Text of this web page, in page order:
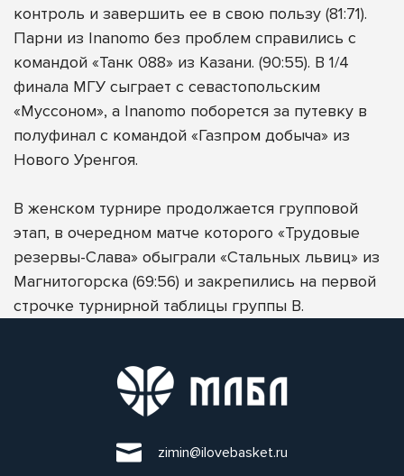
контроль и завершить ее в свою пользу (81:71).
Парни из Inanomo без проблем справились с
командой «Танк 088» из Казани. (90:55). В 1/4
финала МГУ сыграет с севастопольским
«Муссоном», а Inanomo поборется за путевку в
полуфинал с командой «Газпром добыча» из
Нового Уренгоя.
В женском турнире продолжается групповой
этап, в очередном матче которого «Трудовые
резервы-Слава» обыграли «Стальных львиц» из
Магнитогорска (69:56) и закрепились на первой
строчке турнирной таблицы группы B.
zimin@ilovebasket.ru